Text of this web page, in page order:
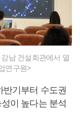
남 건설회관에서 열
연구원>
반기부터 수도권
이 높다는 분석